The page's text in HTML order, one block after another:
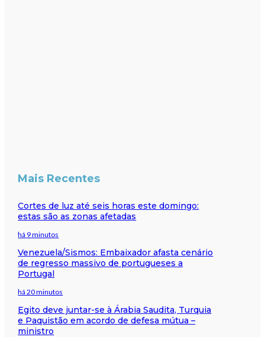
Mais Recentes
Cortes de luz até seis horas este domingo:
estas são as zonas afetadas
há 9 minutos
Venezuela/Sismos: Embaixador afasta cenário
de regresso massivo de portugueses a
Portugal
há 20 minutos
Egito deve juntar-se à Árabia Saudita, Turquia
e Paquistão em acordo de defesa mútua –
ministro